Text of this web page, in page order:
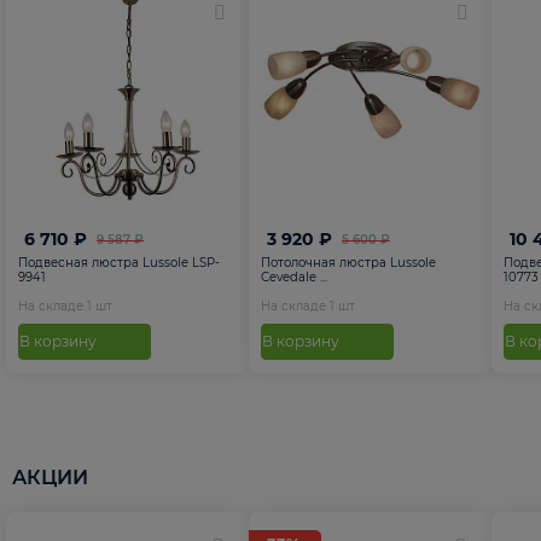
9 587 ₽
6 710 ₽
Подвесная люстра Lussole LSP-
9941
На складе 1 шт
В корзину
5 600 ₽
3 920 ₽
Потолочная люстра Lussole
Cevedale ...
На складе 1 шт
В корзину
10
10773
На
В
АКЦИИ